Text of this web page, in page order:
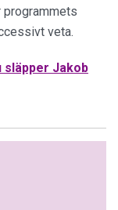
programmets
veta.
släpper Jakob